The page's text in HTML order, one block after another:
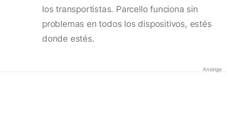
los transportistas. Parcello funciona sin
problemas en todos los dispositivos, estés
donde estés.
Anzeige